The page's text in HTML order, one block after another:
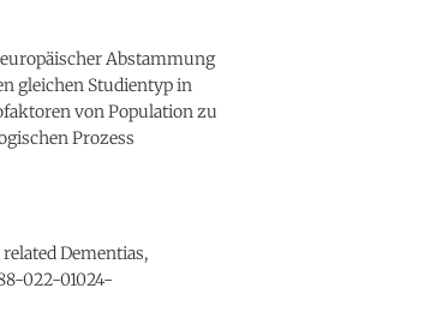
Abstammung
gleichen Studientyp in
von Population zu
Prozess
Dementias,
022-01024-